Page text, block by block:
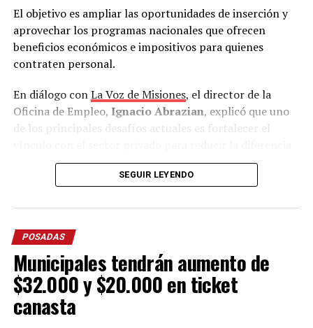
El objetivo es ampliar las oportunidades de inserción y
aprovechar los programas nacionales que ofrecen
beneficios económicos e impositivos para quienes
contraten personal.
En diálogo conLa Voz de Misiones, el director de la
Oficina de Empleo, Ignacio Abrazian, explicó que uno
de los principales desafíos actuales es fortalecer el
que existe entre quienes buscan un empleo y las
vacantes disponibles.
“Tenemos una recepción muy grande de gente. Se
incrementó muchísimo la demanda en estos últimos
meses y en estos últimos años.
entre la oferta y la demanda, mucha demanda laboral
y la oferta está reducida, pausada”, advirtió.
Frente a ese escenario, Abrazian sostuvo que el “desafío”
SEGUIR LEYENDO
POSADAS
Municipales tendrán aumento de
$32.000 y $20.000 en ticket
canasta